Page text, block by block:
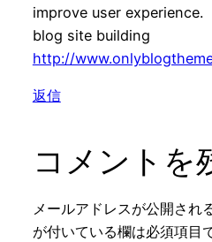
improve user experience.
blog site building
http://
返信
コメントを
メールアドレスが公開され
が付いている欄は必須項目